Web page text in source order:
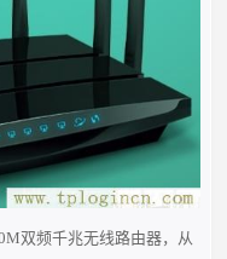
双频千兆无线路由器，从